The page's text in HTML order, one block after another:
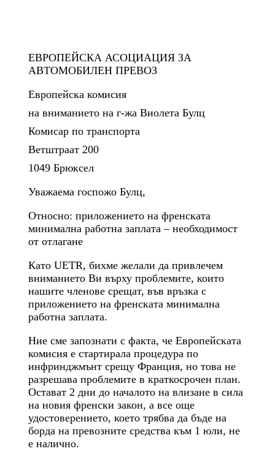
ЕВРОПЕЙСКА АСОЦИАЦИЯ ЗА
АВТОМОБИЛЕН ПРЕВОЗ
Европейска комисия
на вниманието на г-жа Виолета Булц
Комисар по транспорта
Ветштраат 200
1049 Брюксел
Уважаема госпожо Булц,
Относно: приложението на френската
минимална работна заплата – необходимост
от отлагане
Като UETR, бихме желали да привлечем
вниманието Ви върху проблемите, които
нашите членове срещат, във връзка с
приложението на френската минимална
работна заплата.
Ние сме запознати с факта, че Европейската
комисия е стартирала процедура по
инфринджмънт срещу Франция, но това не
разрешава проблемите в краткосрочен план.
Остават 2 дни до началото на влизане в сила
на новия френски закон, а все още
удостоверението, което трябва да бъде на
борда на превозните средства към 1 юли, не
е налично.